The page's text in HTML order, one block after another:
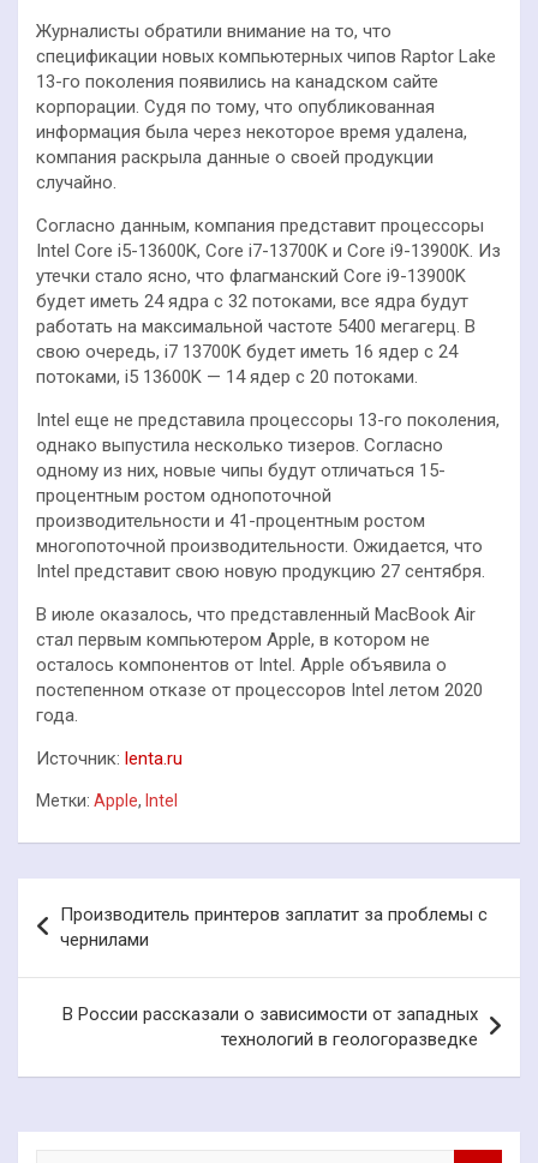
Журналисты обратили внимание на то, что
спецификации новых компьютерных чипов Raptor Lake
13-го поколения появились на канадском сайте
корпорации. Судя по тому, что опубликованная
информация была через некоторое время удалена,
компания раскрыла данные о своей продукции
случайно.
Согласно данным, компания представит процессоры
Intel Core i5-13600K, Core i7-13700K и Core i9-13900K. Из
утечки стало ясно, что флагманский Core i9-13900K
будет иметь 24 ядра с 32 потоками, все ядра будут
работать на максимальной частоте 5400 мегагерц. В
свою очередь, i7 13700K будет иметь 16 ядер с 24
потоками, i5 13600K — 14 ядер с 20 потоками.
Intel еще не представила процессоры 13-го поколения,
однако выпустила несколько тизеров. Согласно
одному из них, новые чипы будут отличаться 15-
процентным ростом однопоточной
производительности и 41-процентным ростом
многопоточной производительности. Ожидается, что
Intel представит свою новую продукцию 27 сентября.
В июле оказалось, что представленный MacBook Air
стал первым компьютером Apple, в котором не
осталось компонентов от Intel. Apple объявила о
постепенном отказе от процессоров Intel летом 2020
года.
Источник: lenta.ru
Метки: Apple, Intel
по
записям
Производитель принтеров заплатит за проблемы с
чернилами
В России рассказали о зависимости от западных
технологий в геологоразведке